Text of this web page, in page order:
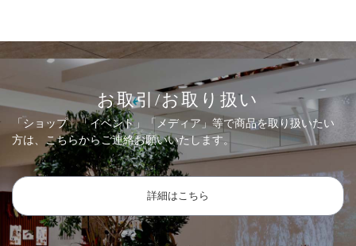
お取引/お取り扱い
「ショップ」「イベント」「メディア」等で商品を取り扱いたい
方は、こちらからご連絡お願いいたします。
詳細はこちら